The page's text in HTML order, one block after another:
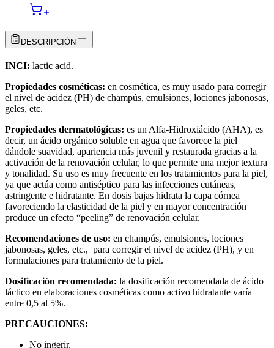
DESCRIPCIÓN
INCI: lactic acid.
Propiedades cosméticas: en cosmética, es muy usado para corregir
el nivel de acidez (PH) de champús, emulsiones, lociones jabonosas,
geles, etc.
Propiedades dermatológicas: es un Alfa-Hidroxiácido (AHA), es
decir, un ácido orgánico soluble en agua que favorece la piel
dándole suavidad, apariencia más juvenil y restaurada gracias a la
activación de la renovación celular, lo que permite una mejor textura
y tonalidad. Su uso es muy frecuente en los tratamientos para la piel,
ya que actúa como antiséptico para las infecciones cutáneas,
astringente e hidratante. En dosis bajas hidrata la capa córnea
favoreciendo la elasticidad de la piel y en mayor concentración
produce un efecto “peeling” de renovación celular.
Recomendaciones de uso: en champús, emulsiones, lociones
jabonosas, geles, etc., para corregir el nivel de acidez (PH), y en
formulaciones para tratamiento de la piel.
Dosificación recomendada: la dosificación recomendada de ácido
láctico en elaboraciones cosméticas como activo hidratante varía
entre 0,5 al 5%.
PRECAUCIONES:
No ingerir.